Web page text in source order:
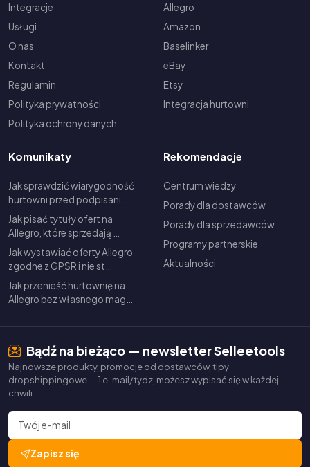
Integracje
Usługi
O nas
Kontakt
Regulamin
Polityka prywatności
Polityka ochrony danych
Allegro
Amazon
Baselinker
eBay
Etsy
Integracja hurtowni
Komunikaty
Jak sprawdzić wiarygodność
hurtowni przed podpisani…
Jak pisać tytuły ofert na
Allegro, które sprzedają …
Jak wystawiać oferty Allegro
zgodne z GPSR i nie st…
Jak przenieść hurtownię na
Allegro bez własnego mag…
Rekomendacje
Centrum wiedzy
Porady dla dostawców
Porady dla sprzedawców
Programy partnerskie
Aktualności
Bądź na bieżąco — newsletter Selleetools
Najnowsze produkty, promocje od dostawców, tipy
dropshippingowe — 1 e-mail/tydz, możesz wypisać się w każdej
chwili.
Zapisz się